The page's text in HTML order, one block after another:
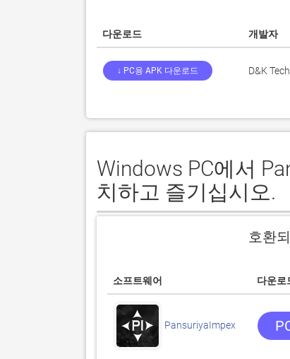
다운로드 개발자
↓ PC용 APK 다운로드 D&K
Windows PC에서
치하고 즐기십시오.
호환
소프트웨어 다운로
PansuriyaImpex